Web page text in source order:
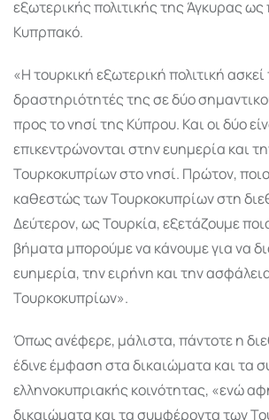
εξωτερικής πολιτικής της Άγκυρας ως
Κυπρπακό.
«Η τουρκική εξωτερική πολιτική ασκεί
δραστηριότητές της σε δύο
προς το νησί της Κύπρου. Και οι δύο
επικεντρώνονται στην ευημερία και
Τουρκοκυπρίων στο νησί. Πρώτον,
καθεστώς των Τουρκοκυπρίων στη
Δεύτερον, ως Τουρκία, εξετάζουμε
βήματα μπορούμε να κάνουμε για να
ευημερία, την ειρήνη και την
Τουρκοκυπρίων».
Όπως ανέφερε, μάλιστα, πάντοτε η
έδινε έμφαση στα δικαιώματα και τα
ελληνοκυπριακής κοινότητας, «ενώ
δικαιώματα και τα συμφέροντα των